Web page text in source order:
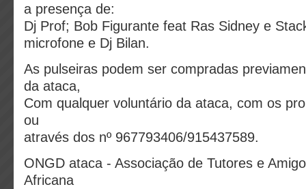
a presença de:
Dj Prof; Bob Figurante feat Ras Sidney e
microfone e Dj Bilan.
As pulseiras podem ser compradas
da ataca,
Com qualquer voluntário da ataca, com os
ou
através dos nº 967793406/915437589.
ONGD ataca - Associação de Tutores e
Africana